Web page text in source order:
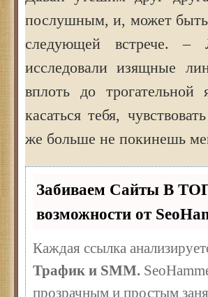
послушным, и, может
следующей встрече. –
исследовали изящные
вплоть до
касаться тебя,
же больше не покинешь
Забиваем Сайты В
возможности от
Каждая ссылка
Трафик и SMM.
прозрачным и простым